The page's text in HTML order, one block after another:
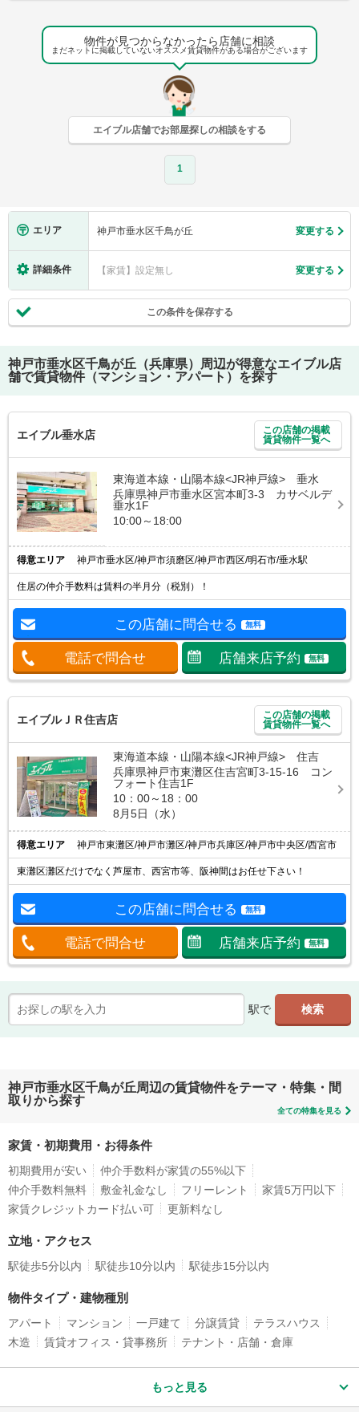
物件が見つからなかったら店舗に相談
まだネットに掲載していないオススメ賃貸物件がある場合がございます
エイブル店舗でお部屋探しの相談をする
1
エリア 神戸市垂水区千鳥が丘 変更する
詳細条件 【家賃】設定無し 変更する
この条件を保存する
神戸市垂水区千鳥が丘（兵庫県）
周辺が得意なエイブル店
舗で賃貸物件（マンション・アパート）を探す
エイブル垂水店
この店舗の掲載
賃貸物件一覧へ
東海道本線・山陽本線<JR神戸線> 垂水
兵庫県神戸市垂水区宮本町3-3 カサベルデ
垂水1F
10:00～18:00
得意エリア 神戸市垂水区/神戸市須磨区/神戸市西区/明石市/垂水駅
住居の仲介手数料は賃料の半月分（税別）！
この店舗に問合せる 無料
電話で問合せ 店舗来店予約 無料
エイブルＪＲ住吉店
この店舗の掲載
賃貸物件一覧へ
東海道本線・山陽本線<JR神戸線> 住吉
兵庫県神戸市東灘区住吉宮町3-15-16 コン
フォート住吉1F
10：00～18：00
8月5日（水）
得意エリア 神戸市東灘区/神戸市灘区/神戸市兵庫区/神戸市中央区/西宮市
東灘区灘区だけでなく芦屋市、西宮市等、阪神間はお任せ下さい！
この店舗に問合せる 無料
電話で問合せ 店舗来店予約 無料
駅で
神戸市垂水区千鳥が丘周辺の賃貸物件をテーマ・特集・間
取りから探す
全ての特集を見る
家賃・初期費用・お得条件
初期費用が安い
仲介手数料が家賃の55%以下
仲介手数料無料
敷金礼金なし フリーレント
家賃5万円以下
家賃クレジットカード払い可
更新料なし
立地・アクセス
駅徒歩5分以内 駅徒歩10分以内 駅徒歩15分以内
物件タイプ・建物種別
アパート マンション 一戸建て 分譲賃貸
テラスハウス
木造
賃貸オフィス・貸事務所 テナント・店舗・倉庫
もっと見る